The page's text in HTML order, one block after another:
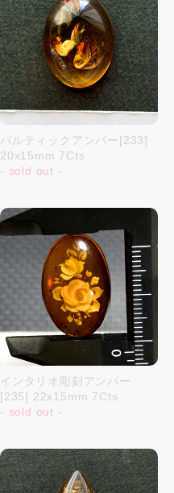
バルティックアンバー[233]
20x15mm 7Cts
- sold out -
インタリオ彫刻アンバー
[235] 22x15mm 7Cts
- sold out -